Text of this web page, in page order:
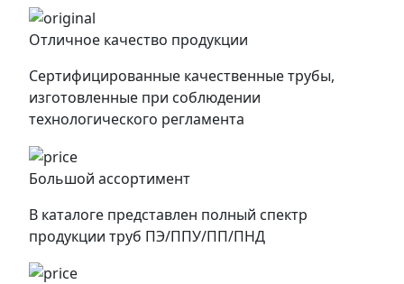
Отличное качество продукции
Сертифицированные качественные трубы,
изготовленные при соблюдении
технологического регламента
Большой ассортимент
В каталоге представлен полный спектр
продукции труб ПЭ/ППУ/ПП/ПНД